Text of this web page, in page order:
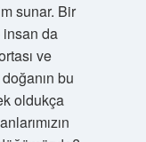
sunar. Bir
insan da
ve
bu
oldukça